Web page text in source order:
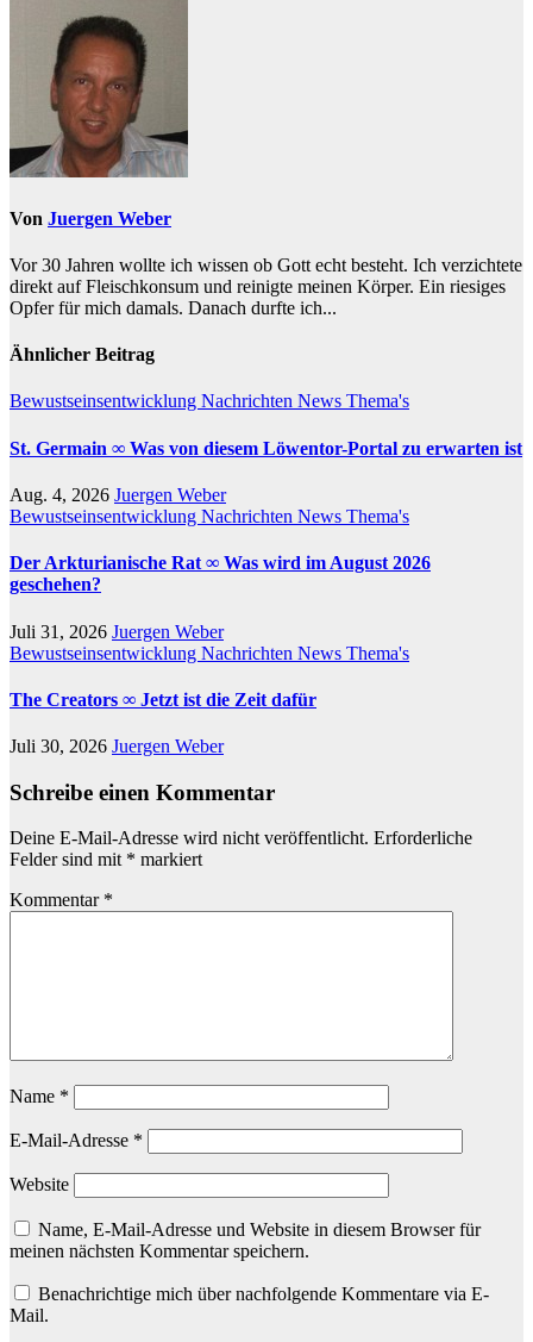
Von Juergen Weber
Vor 30 Jahren wollte ich wissen ob Gott echt besteht. Ich verzichtete
direkt auf Fleischkonsum und reinigte meinen Körper. Ein riesiges
Opfer für mich damals. Danach durfte ich...
Ähnlicher Beitrag
Bewustseinsentwicklung Nachrichten News Thema's
St. Germain ∞ Was von diesem Löwentor-Portal zu erwarten ist
Aug. 4, 2026 Juergen Weber
Bewustseinsentwicklung Nachrichten News Thema's
Der Arkturianische Rat ∞ Was wird im August 2026
geschehen?
Juli 31, 2026 Juergen Weber
Bewustseinsentwicklung Nachrichten News Thema's
The Creators ∞ Jetzt ist die Zeit dafür
Juli 30, 2026 Juergen Weber
Schreibe einen Kommentar
Deine E-Mail-Adresse wird nicht veröffentlicht. Erforderliche
Felder sind mit * markiert
Kommentar *
Name *
E-Mail-Adresse *
Website
Name, E-Mail-Adresse und Website in diesem Browser für
meinen nächsten Kommentar speichern.
Benachrichtige mich über nachfolgende Kommentare via E-
Mail.